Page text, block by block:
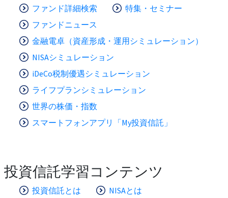
ファンド詳細検索
特集・セミナー
ファンドニュース
金融電卓（資産形成・運用シミュレーション）
NISAシミュレーション
iDeCo税制優遇シミュレーション
ライフプランシミュレーション
世界の株価・指数
スマートフォンアプリ「My投資信託」
投資信託学習コンテンツ
投資信託とは NISAとは